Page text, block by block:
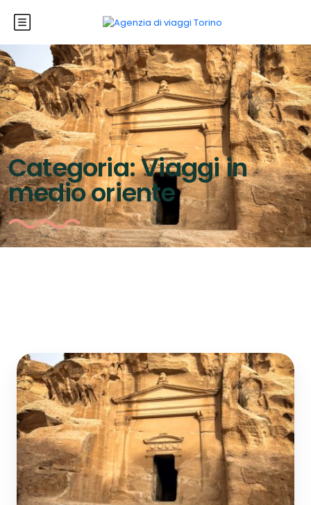
Categoria:Viaggi in
medio oriente